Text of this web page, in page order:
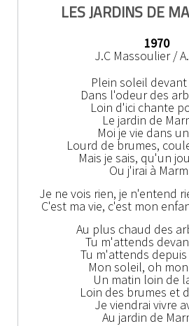
LES JARDINS DE
1970
J.C Massoulier /
Plein soleil
Dans l'odeur des
Loin d'ici chante
Le jardin de
Moi je vie dans
Lourd de brumes,
Mais je sais, qu'un
Ou j'irai à
Je ne vois rien, je n'entend
C'est ma vie, c'est mon
Au plus chaud des
Tu m'attends
Tu m'attends
Mon soleil, oh
Un matin loin de
Loin des brumes et
Je viendrai vivre
Au jardin de